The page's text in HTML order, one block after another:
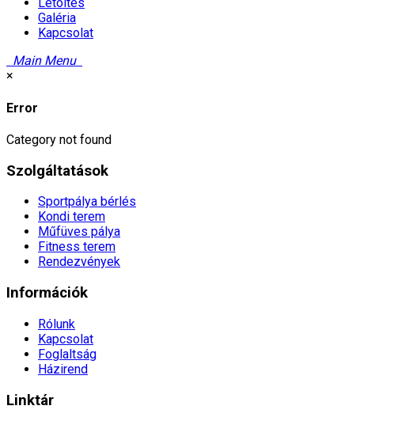
Letöltés
Galéria
Kapcsolat
Main Menu
×
Error
Category not found
Szolgáltatások
Sportpálya bérlés
Kondi terem
Műfüves pálya
Fitness terem
Rendezvények
Információk
Rólunk
Kapcsolat
Foglaltság
Házirend
Linktár